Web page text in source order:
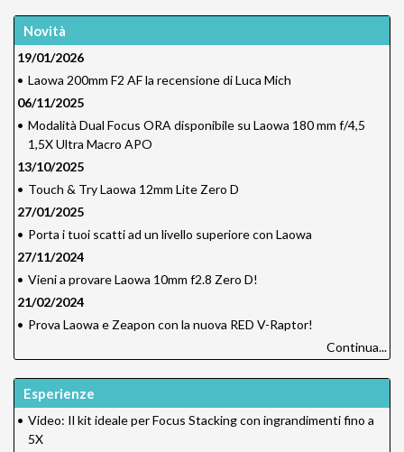
Novità
19/01/2026
• Laowa 200mm F2 AF la recensione di Luca Mich
06/11/2025
• Modalità Dual Focus ORA disponibile su Laowa 180 mm f/4,5
1,5X Ultra Macro APO
13/10/2025
• Touch & Try Laowa 12mm Lite Zero D
27/01/2025
• Porta i tuoi scatti ad un livello superiore con Laowa
27/11/2024
• Vieni a provare Laowa 10mm f2.8 Zero D!
21/02/2024
• Prova Laowa e Zeapon con la nuova RED V-Raptor!
Continua...
Esperienze
• Video: Il kit ideale per Focus Stacking con ingrandimenti fino a
5X